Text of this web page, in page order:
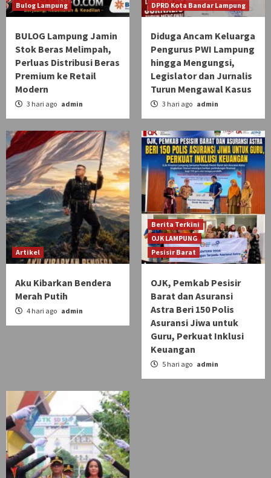
Bulog Lampung
BULOG Lampung Jamin
Stok Beras Melimpah,
Perluas Distribusi Beras
Premium ke Retail
Modern
3 hari ago admin
DPRD Kota Bandar Lampung
Diduga Ancam Keluarga
Pengurus PWI Lampung
hingga Mengungsi,
Legislator dan Jurnalis
Turun Mengawal Kasus
3 hari ago admin
Artikel
Aku Kibarkan Bendera
Merah Putih
4 hari ago admin
Berita Terkini
OJK LAMPUNG
Pesisir Barat
OJK, Pemkab Pesisir
Barat dan Asuransi
Astra Beri 150 Polis
Asuransi Jiwa untuk
Guru, Perkuat Inklusi
Keuangan
5 hari ago admin